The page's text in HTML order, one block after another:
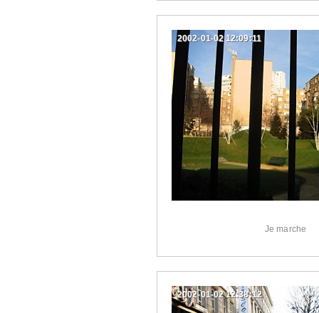
Je marche
2002-01-02 12:09:11
2002-01-02 12:38:12